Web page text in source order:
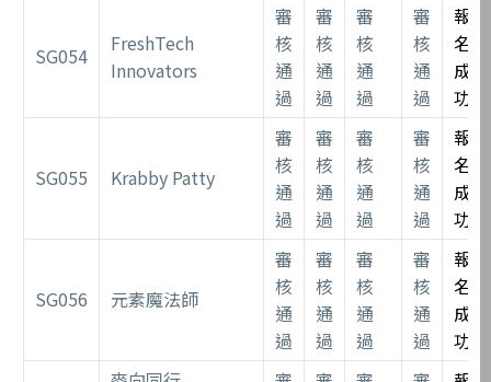
SG054
FreshTech
Innovators
審
核
通
過
審
核
通
過
審
核
通
過
審
核
通
過
報
名
成
功
SG055 Krabby Patty
審
核
通
過
審
核
通
過
審
核
通
過
審
核
通
過
報
名
成
功
SG056 元素魔法師
審
核
通
過
審
核
通
過
審
核
通
過
審
核
通
過
報
名
成
功